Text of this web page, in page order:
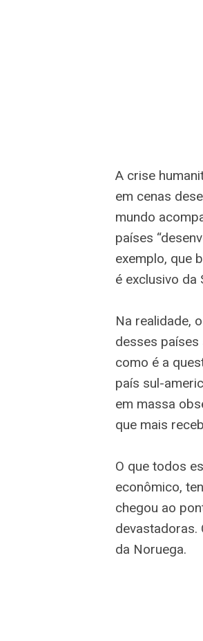
A crise
em cenas
mundo
países
exemplo, que
é exclusivo da
Na realidade,
desses
como é a
país sul-
em massa
que mais
O que todos
econômico,
chegou ao
devastadoras.
da Noruega.